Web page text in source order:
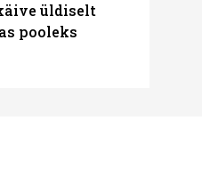
üldiselt
pooleks